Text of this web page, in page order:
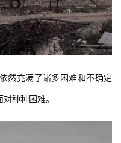
然充满了诸多困难和不确定
种种困难。